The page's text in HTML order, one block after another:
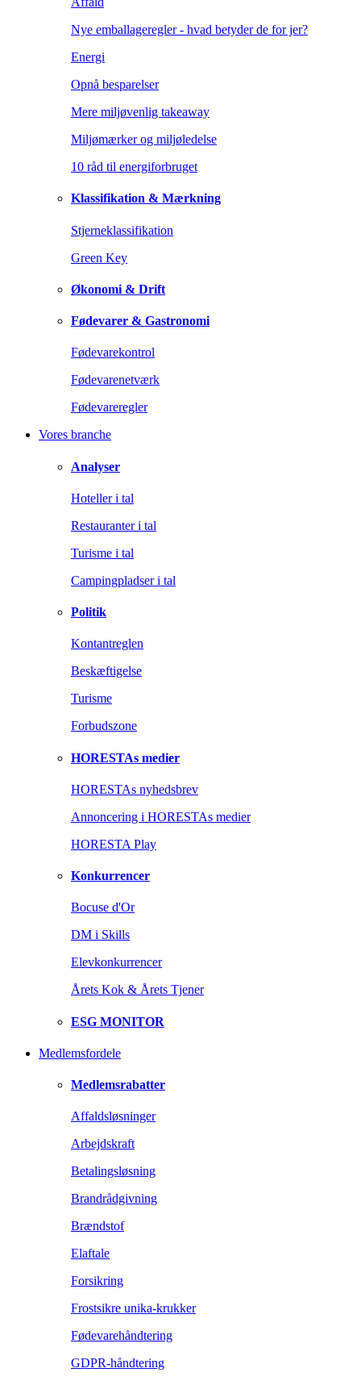
Nye emballageregler - hvad betyder de for jer?
Energi
Opnå besparelser
Mere miljøvenlig takeaway
Miljømærker og miljøledelse
10 råd til energiforbruget
Klassifikation & Mærkning
Stjerneklassifikation
Green Key
Økonomi & Drift
Fødevarer & Gastronomi
Fødevarekontrol
Fødevarenetværk
Fødevareregler
Vores branche
Analyser
Hoteller i tal
Restauranter i tal
Turisme i tal
Campingpladser i tal
Politik
Kontantreglen
Beskæftigelse
Turisme
Forbudszone
HORESTAs medier
HORESTAs nyhedsbrev
Annoncering i HORESTAs medier
HORESTA Play
Konkurrencer
Bocuse d'Or
DM i Skills
Elevkonkurrencer
Årets Kok & Årets Tjener
ESG MONITOR
Medlemsfordele
Medlemsrabatter
Affaldsløsninger
Arbejdskraft
Betalingsløsning
Brandrådgivning
Brændstof
Elaftale
Forsikring
Frostsikre unika-krukker
Fødevarehåndtering
GDPR-håndtering